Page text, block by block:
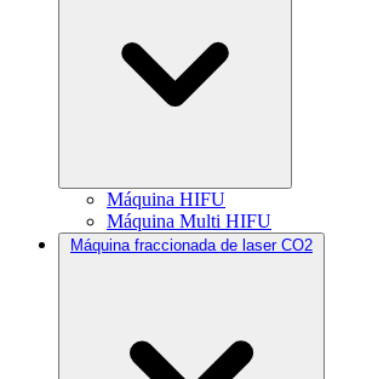
Máquina HIFU
Máquina Multi HIFU
Máquina fraccionada de laser CO2